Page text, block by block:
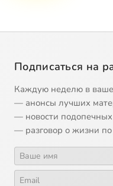
Подписаться на
Каждую неделю в
— анонсы лучших
— новости
— разговор о жизни